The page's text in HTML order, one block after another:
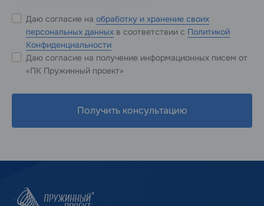
Даю согласие на обработку и хранение своих
персональных данных в соответствии с Политикой
Конфиденциальности
Даю согласие на получение информационных писем от
«ПК Пружинный проект»
Получить консультацию